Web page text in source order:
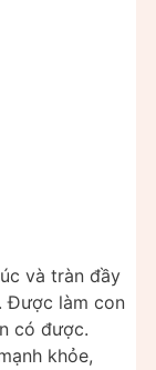
và tràn đầy
Được làm con
có được.
khỏe,